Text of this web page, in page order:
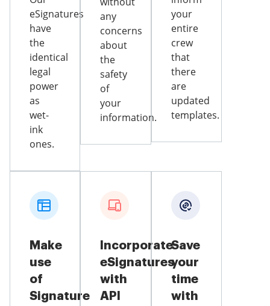
eSignatures
have
the
identical
legal
power
as
wet-
ink
ones.
any
concerns
about
the
safety
of
your
information.
your
entire
crew
that
there
are
updated
templates.
Make
use
of
Signature
Incorporate
eSignatures
with
API
Save
your
time
with